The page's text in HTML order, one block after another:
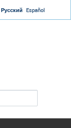
Русский Español